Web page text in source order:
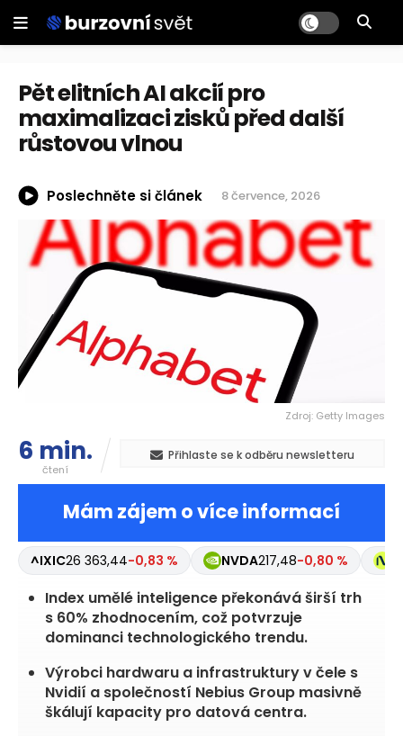
Pět elitních AI akcií pro
maximalizaci zisků před další
růstovou vlnou
Poslechněte si článek 8 července, 2026
Zdroj: Getty Images
6 min.
čtení
Přihlaste se k odběru newsletteru
Mám zájem o více informací
^IXIC26 363,44-0,83 % NVDA217,48-0,80 %
Index umělé inteligence překonává širší trh
s 60% zhodnocením, což potvrzuje
dominanci technologického trendu.
Výrobci hardwaru a infrastruktury v čele s
Nvidií a společností Nebius Group masivně
škálují kapacity pro datová centra.